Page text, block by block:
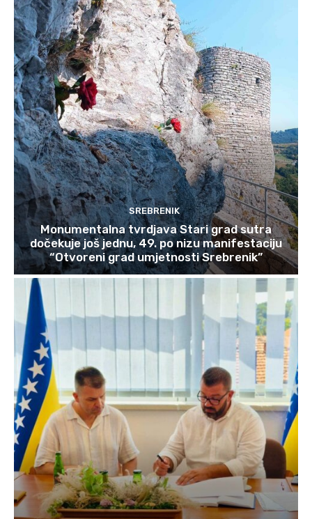
SREBRENIK
Monumentalna tvrdjava Stari grad sutra
dočekuje još jednu, 49. po nizu manifestaciju
“Otvoreni grad umjetnosti Srebrenik”